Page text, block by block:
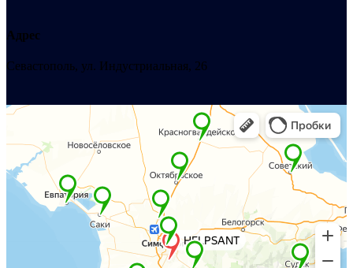
Адрес
Севастополь, ул. Индустриальная, 26